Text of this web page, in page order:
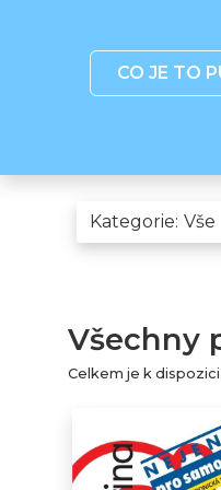
CO JE TO
Kategorie:
Všechny
Celkem je k dispozici